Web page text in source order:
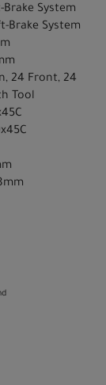
Brake System
Brake System
24 Front, 24
Tool